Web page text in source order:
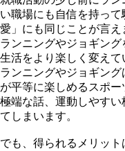
い職場にも自信を持っ
愛」にも同じことが言え
ランニングやジョギン
生活をより楽しく変えて
ランニングやジョギン
が平等に楽しめるスポー
極端な話、運動しやす
てしまいます。
でも、得られるメリッ